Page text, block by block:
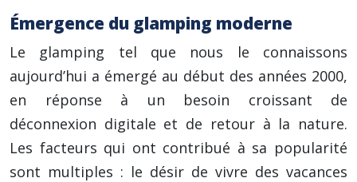
Émergence du glamping moderne
Le glamping tel que nous le connaissons
aujourd’hui a émergé au début des années 2000,
en réponse à un besoin croissant de
déconnexion digitale et de retour à la nature.
Les facteurs qui ont contribué à sa popularité
sont multiples : le désir de vivre des vacances